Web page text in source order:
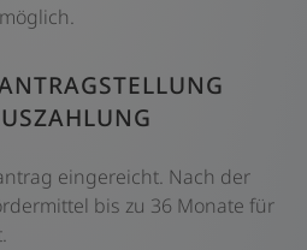
möglich.
eingereicht. Nach der
bis zu 36 Monate für